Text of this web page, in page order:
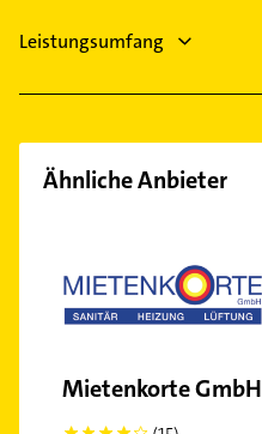
Wickede
Leistungsumfang
Ähnliche Anbieter
Mietenkorte GmbH